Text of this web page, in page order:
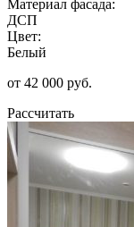
Материал фасада:
ДСП
Цвет:
Белый
от 42 000 руб.
Рассчитать